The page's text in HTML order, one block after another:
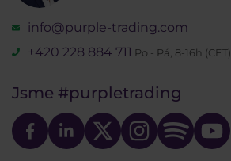
info@purple-trading.com
+420 228 884 711 Po - Pá, 8-16h (CET)
Jsme #purpletrading